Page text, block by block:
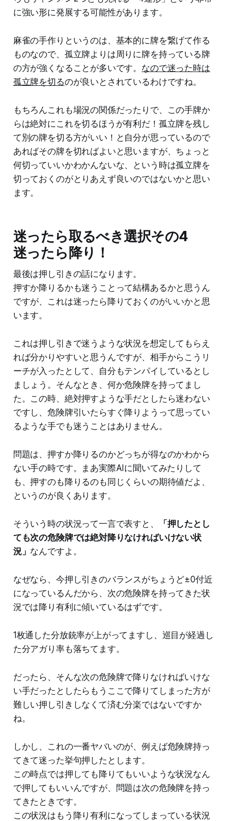
に強い形に発展する可能性があります。
麻雀の手作りというのは、基本的に牌を繋げて作る
ものなので、孤立牌よりは周りに牌を持っている牌
の方が強くなることが多いです。 なので迷った時は
孤立牌を切るのが良いとされているわけですね。
もちろんこれも場況の関係だったりで、この手牌か
らは絶対にこれを切るほうが有利だ！孤立牌を残し
て別の牌を切る方がいい！と自分が思っているので
あればその牌を切ればよいと思いますが、ちょっと
何切っていいかわかんないな、という時は孤立牌を
切っておくのがとりあえず良いのではないかと思い
ます。
迷ったら取るべき選択その4
迷ったら降り！
最後は押し引きの話になります。
押すか降りるかも迷うことって結構あるかと思うん
ですが、これは迷ったら降りておくのがいいかと思
います。
これは押し引きで迷うような状況を想定してもらえ
れば分かりやすいと思うんですが、相手からこうリ
ーチが入ったとして、自分もテンパイしているとし
ましょう。そんなとき、何か危険牌を持ってまし
た。この時、絶対押すような手だとしたら迷わない
ですし、危険牌引いたらすぐ降りようって思ってい
るような手でも迷うことはありません。
問題は、押すか降りるのかどっちが得なのかわから
ない手の時です。まあ実際AIに聞いてみたりして
も、押すのも降りるのも同じくらいの期待値だよ、
というのが良くあります。
そういう時の状況って一言で表すと、
「押したとし
ても次の危険牌では絶対降りなければいけない状
況」 なんですよ。
なぜなら、今押し引きのバランスがちょうど±0付近
になっているんだから、次の危険牌を持ってきた状
況では降り有利に傾いているはずです。
1枚通した分放銃率が上がってますし、巡目が経過し
た分アガり率も落ちてます。
だったら、そんな次の危険牌で降りなければいけな
い手だったとしたらもうここで降りてしまった方が
難しい押し引きしなくて済む分楽ではないですか
ね。
しかし、これの一番ヤバいのが、例えば危険牌持っ
てきて迷った挙句押したとします。
この時点では押しても降りてもいいような状況なん
で押してもいいんですが、問題は次の危険牌を持っ
てきたときです。
この状況はもう降り有利になってしまっている状況